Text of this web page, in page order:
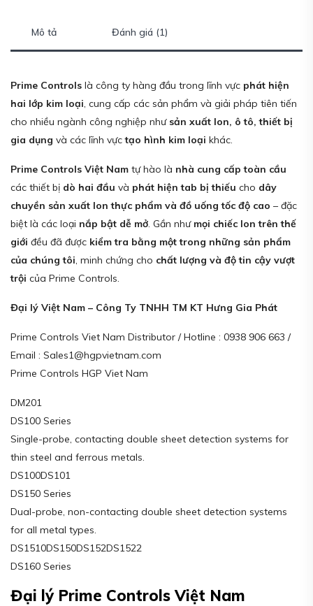
Mô tả Đánh giá (1)
Prime Controls là công ty hàng đầu trong lĩnh vực phát hiện
hai lớp kim loại, cung cấp các sản phẩm và giải pháp tiên tiến
cho nhiều ngành công nghiệp như sản xuất lon, ô tô, thiết bị
gia dụng và các lĩnh vựctạo hình kim loại khác.
Prime Controls Việt Nam tự hào là nhà cung cấp toàn cầu
các thiết bị dò hai đầu và phát hiện tab bị thiếu cho dây
chuyền sản xuất lon thực phẩm và đồ uống tốc độ cao – đặc
biệt là các loại nắp bật dễ mở. Gần như mọi chiếc lon trên thế
giới đều đã được kiểm tra bằng một trong những sản phẩm
của chúng tôi, minh chứng cho chất lượng và độ tin cậy vượt
trội của Prime Controls.
Đại lý Việt Nam – Công Ty TNHH TM KT Hưng Gia Phát
Prime Controls Viet Nam Distributor / Hotline : 0938 906 663 /
Email : Sales1@hgpvietnam.com
Prime Controls HGP Viet Nam
DM201
DS100 Series
Single-probe, contacting double sheet detection systems for
thin steel and ferrous metals.
DS100DS101
DS150 Series
Dual-probe, non-contacting double sheet detection systems
for all metal types.
DS1510DS150DS152DS1522
DS160 Series
Đại lý Prime Controls Việt Nam